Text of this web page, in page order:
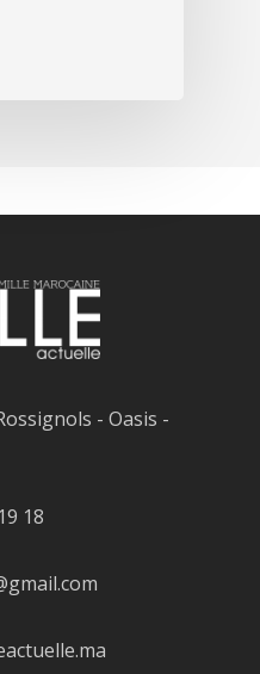
- Oasis -
18